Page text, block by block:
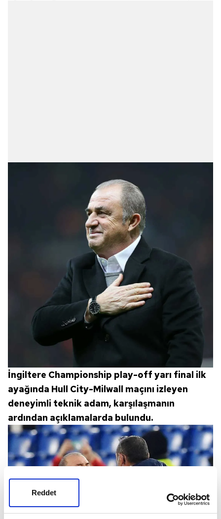
Reddet
İngiltere Championship play-off yarı final ilk
ayağında Hull City-Milwall maçını izleyen
deneyimli teknik adam, karşılaşmanın
ardından açıklamalarda bulundu.